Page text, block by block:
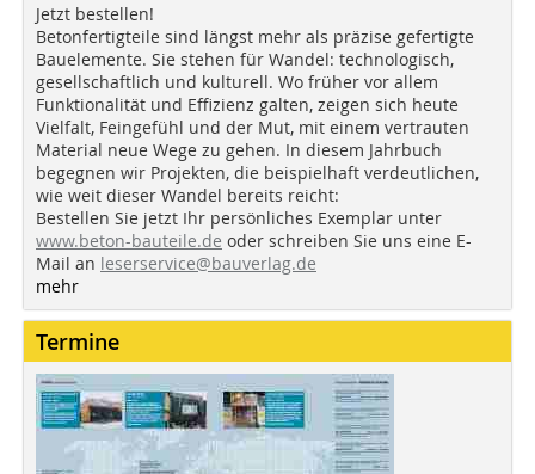
Jetzt bestellen!
Betonfertigteile sind längst mehr als präzise gefertigte
Bauelemente. Sie stehen für Wandel: technologisch,
gesellschaftlich und kulturell. Wo früher vor allem
Funktionalität und Effizienz galten, zeigen sich heute
Vielfalt, Feingefühl und der Mut, mit einem vertrauten
Material neue Wege zu gehen. In diesem Jahrbuch
begegnen wir Projekten, die beispielhaft verdeutlichen,
wie weit dieser Wandel bereits reicht:
Bestellen Sie jetzt Ihr persönliches Exemplar unter
www.beton-bauteile.de oder schreiben Sie uns eine E-
Mail an leserservice@bauverlag.de
mehr
Termine